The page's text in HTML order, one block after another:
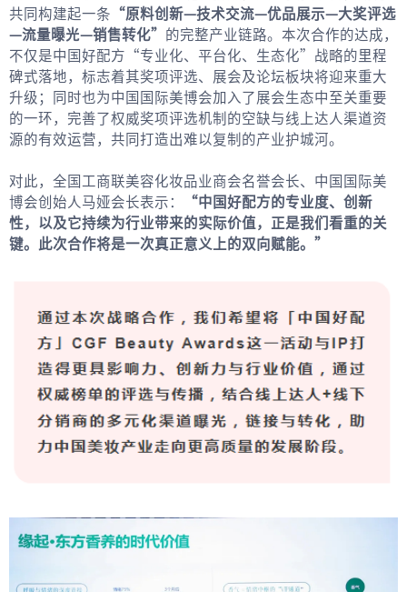
共同构建起一条 “原料创新—技术交流—优品展示—大奖评选
—流量曝光—销售转化” 的完整产业链路。本次合作的达成，
不仅是中国好配方“专业化、平台化、生态化”战略的里程
碑式落地，标志着其奖项评选、展会及论坛板块将迎来重大
升级；同时也为中国国际美博会加入了展会生态中至关重要
的一环，完善了权威奖项评选机制的空缺与线上达人渠道资
源的有效运营，共同打造出难以复制的产业护城河。
对此，全国工商联美容化妆品业商会名誉会长、中国国际美
博会创始人马娅会长表示：
“中国好配方的专业度、创新
性，以及它持续为行业带来的实际价值，正是我们看重的关
键。此次合作将是一次真正意义上的双向赋能。”